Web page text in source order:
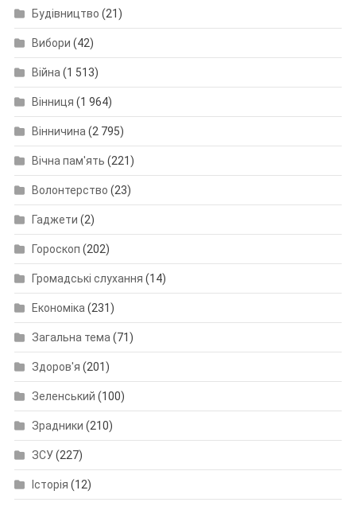
Будівництво (21)
Вибори (42)
Війна (1 513)
Вінниця (1 964)
Вінничина (2 795)
Вічна пам'ять (221)
Волонтерство (23)
Гаджети (2)
Гороскоп (202)
Громадські слухання (14)
Економіка (231)
Загальна тема (71)
Здоров'я (201)
Зеленський (100)
Зрадники (210)
ЗСУ(227)
Історія (12)